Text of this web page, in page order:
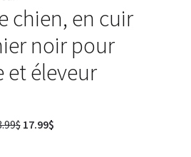
chien, en cuir
noir pour
et éleveur
$ Le
17.99$Le